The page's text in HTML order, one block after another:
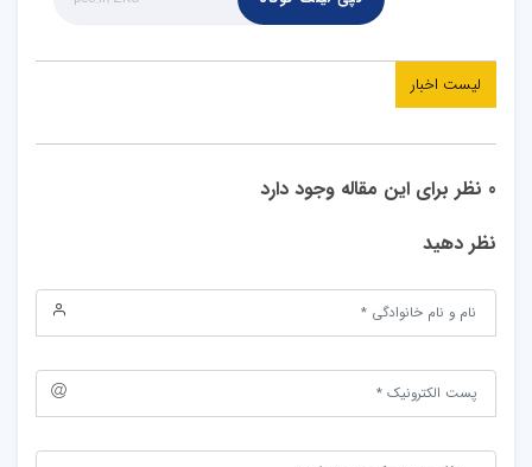
لیست اخبار
0 نظر برای این مقاله وجود دارد
نظر دهید